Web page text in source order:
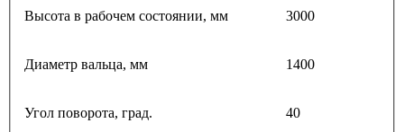
Высота в рабочем состоянии, мм 3000
Диаметр вальца, мм 1400
Угол поворота, град. 40